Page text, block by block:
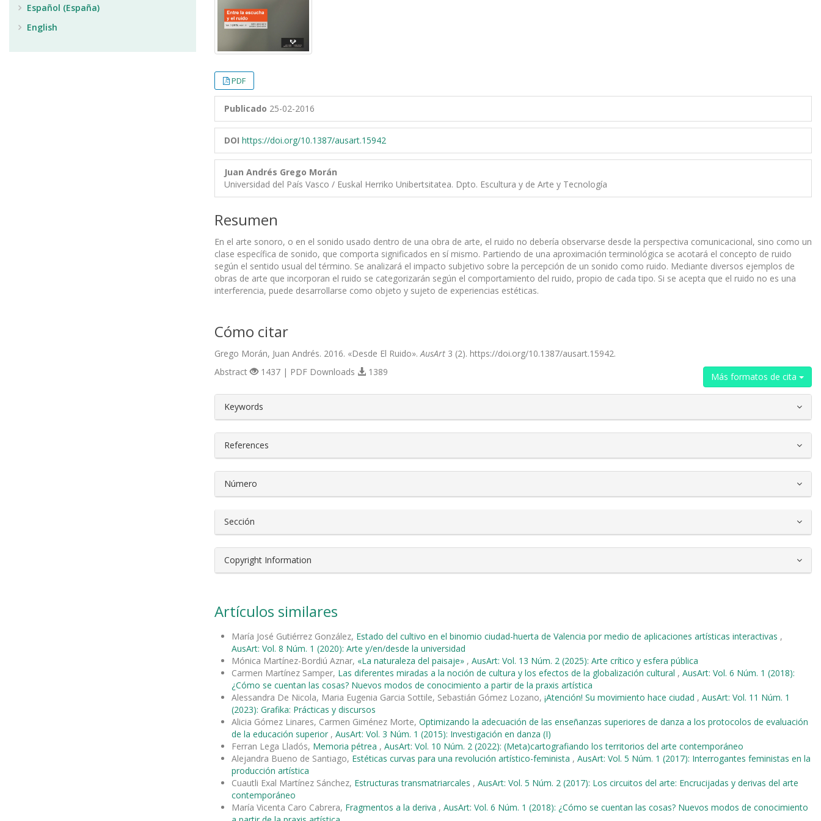
PDF
Publicado 25-02-2016
DOI https://doi.org/10.1387/ausart.15942
Juan Andrés Grego Morán
Universidad del País Vasco / Euskal Herriko Unibertsitatea. Dpto. Escultura y de Arte y Tecnología
Resumen
En el arte sonoro, o en el sonido usado dentro de una obra de arte, el ruido no debería observarse desde la perspectiva comunicacional, sino como un
clase específica de sonido, que comporta significados en sí mismo. Partiendo de una aproximación terminológica se acotará el concepto de ruido
según el sentido usual del término. Se analizará el impacto subjetivo sobre la percepción de un sonido como ruido. Mediante diversos ejemplos de
obras de arte que incorporan el ruido se categorizarán según el comportamiento del ruido, propio de cada tipo. Si se acepta que el ruido no es una
interferencia, puede desarrollarse como objeto y sujeto de experiencias estéticas.
Cómo citar
Grego Morán, Juan Andrés. 2016. «Desde El Ruido». AusArt 3 (2). https://doi.org/10.1387/ausart.15942.
Más formatos de cita
Abstract 1437 | PDF Downloads 1389
##plugins.themes.bootstrap3.article.details##
Keywords
References
Número
Sección
Copyright Information
Artículos similares
María José Gutiérrez González, Estado del cultivo en el binomio ciudad-huerta de Valencia por medio de aplicaciones artísticas interactivas ,
AusArt: Vol. 8 Núm. 1 (2020): Arte y/en/desde la universidad
Mónica Martínez-Bordiú Aznar, «La naturaleza del paisaje» , AusArt: Vol. 13 Núm. 2 (2025): Arte crítico y esfera pública
Carmen Martínez Samper, Las diferentes miradas a la noción de cultura y los efectos de la globalización cultural , AusArt: Vol. 6 Núm. 1 (2018):
¿Cómo se cuentan las cosas? Nuevos modos de conocimiento a partir de la praxis artística
Alessandra De Nicola, Maria Eugenia Garcia Sottile, Sebastián Gómez Lozano, ¡Atención! Su movimiento hace ciudad , AusArt: Vol. 11 Núm. 1
(2023): Grafika: Prácticas y discursos
Alicia Gómez Linares, Carmen Giménez Morte, Optimizando la adecuación de las enseñanzas superiores de danza a los protocolos de evaluación
de la educación superior , AusArt: Vol. 3 Núm. 1 (2015): Investigación en danza (I)
Ferran Lega Lladós, Memoria pétrea , AusArt: Vol. 10 Núm. 2 (2022): (Meta)cartografiando los territorios del arte contemporáneo
Alejandra Bueno de Santiago, Estéticas curvas para una revolución artístico-feminista , AusArt: Vol. 5 Núm. 1 (2017): Interrogantes feministas en la
producción artística
Cuautli Exal Martínez Sánchez, Estructuras transmatriarcales , AusArt: Vol. 5 Núm. 2 (2017): Los circuitos del arte: Encrucijadas y derivas del arte
contemporáneo
María Vicenta Caro Cabrera, Fragmentos a la deriva , AusArt: Vol. 6 Núm. 1 (2018): ¿Cómo se cuentan las cosas? Nuevos modos de conocimiento
Español (España)
English